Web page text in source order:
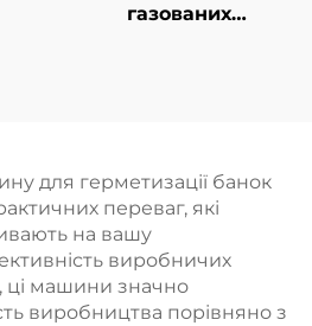
газованих
для герметизації банок
переваг, які
на вашу
виробничих
ці машини значно
виробництва порівняно з